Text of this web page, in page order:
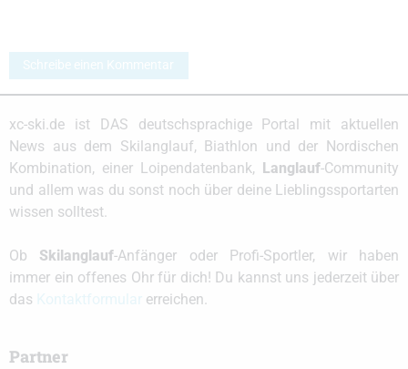
Schreibe einen Kommentar
xc-ski.de ist DAS deutschsprachige Portal mit aktuellen
News aus dem Skilanglauf, Biathlon und der Nordischen
Kombination, einer Loipendatenbank,
Langlauf-Community
und allem was du sonst noch über deine Lieblingssportarten
wissen solltest.
Ob Skilanglauf-Anfänger oder Profi-Sportler, wir haben
immer ein offenes Ohr für dich! Du kannst uns jederzeit über
das
erreichen.
Partner